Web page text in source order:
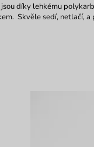
díky lehkému
Skvěle sedí, netlačí,